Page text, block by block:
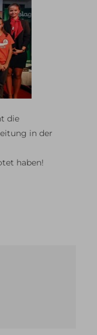
die
in der
haben!